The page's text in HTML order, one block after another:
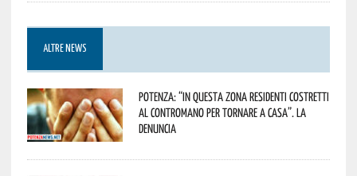
ALTRE NEWS
Potenza: “In questa zona residenti costretti
al contromano per tornare a casa”. La
denuncia